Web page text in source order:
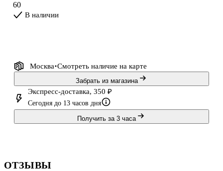
60
В наличии
Москва Смотреть наличие на карте
Забрать из магазина
Экспресс-доставка, 350 ₽
Сегодня до 13 часов дня
Получить за 3 часа
ОТЗЫВЫ